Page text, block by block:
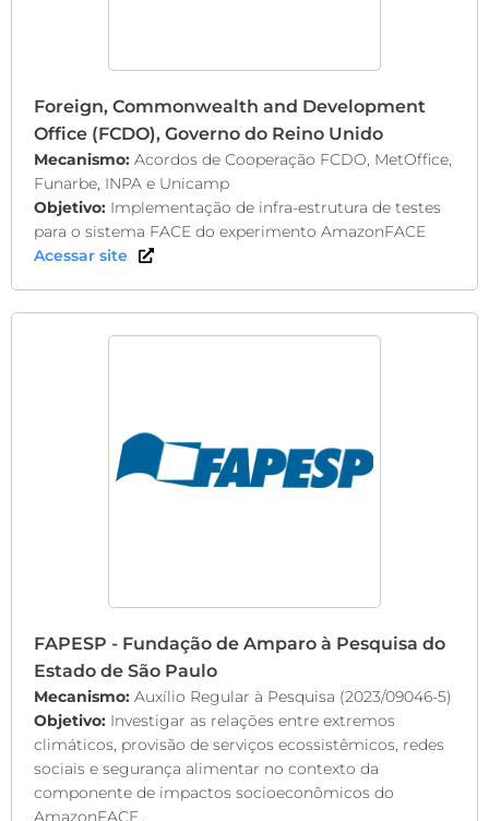
Foreign, Commonwealth and Development
Office (FCDO), Governo do Reino Unido
Mecanismo: Acordos de Cooperação FCDO, MetOffice,
Funarbe, INPA e Unicamp
Objetivo: Implementação de infra-estrutura de testes
para o sistema FACE do experimento AmazonFACE
Acessar site
FAPESP - Fundação de Amparo à Pesquisa do
Estado de São Paulo
Mecanismo: Auxílio Regular à Pesquisa (2023/09046-5)
Objetivo: Investigar as relações entre extremos
climáticos, provisão de serviços ecossistêmicos, redes
sociais e segurança alimentar no contexto da
componente de impactos socioeconômicos do
AmazonFACE.